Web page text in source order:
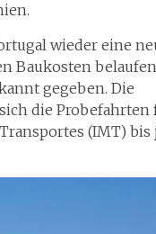
wieder eine
Baukosten
gegeben. Die
die Probefahrten
(IMT) bis